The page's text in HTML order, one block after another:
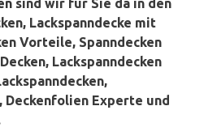
sind wir für Sie da in den
Lackspanndecke mit
Vorteile, Spanndecken
Lackspanndecken
Deckenfolien Experte und